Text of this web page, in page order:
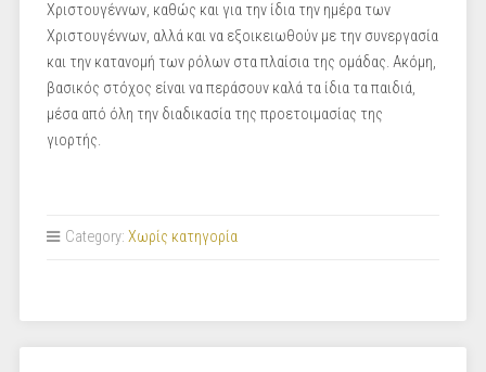
Χριστουγέννων, καθώς και για την ίδια την ημέρα των
Χριστουγέννων, αλλά και να εξοικειωθούν με την συνεργασία
και την κατανομή των ρόλων στα πλαίσια της ομάδας. Ακόμη,
βασικός στόχος είναι να περάσουν καλά τα ίδια τα παιδιά,
μέσα από όλη την διαδικασία της προετοιμασίας της
γιορτής.
Category: Χωρίς κατηγορία